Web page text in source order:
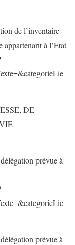
de l’inventaire
appartenant à l’Etat
DE
prévue à
prévue à